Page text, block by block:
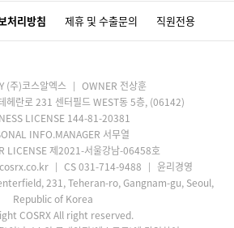
처리방침 제휴 및 수출문의 직원전용
(주)코스알엑스
OWNER 전상훈
헤란로 231 센터필드 WEST동 5층, (06142)
LICENSE 144-81-20381
INFO.MANAGER 서무열
LICENSE 제2021-서울강남-06458호
CS 031-714-9488
윤리경영
231, Teheran-ro, Gangnam-gu, Seoul,
Republic of Korea
COSRX All right reserved.